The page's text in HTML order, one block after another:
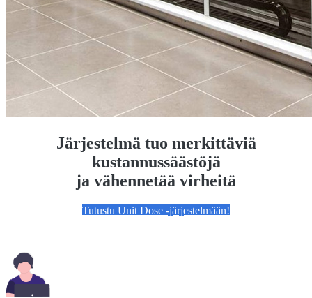
Järjestelmä tuo merkittäviä
kustannussäästöjä
ja vähennetää virheitä
Tutustu Unit Dose -järjestelmään!